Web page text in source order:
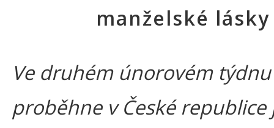
manželské lásky
Ve druhém únorovém
proběhne v České republice